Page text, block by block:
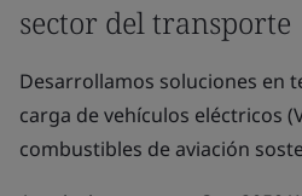
sector del transporte
Desarrollamos soluciones en
carga de vehículos eléctricos
combustibles de aviación